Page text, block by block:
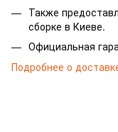
Также
сборке в Киеве.
Официальная
Подробнее о